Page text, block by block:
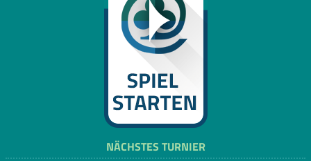
NÄCHSTES TURNIER